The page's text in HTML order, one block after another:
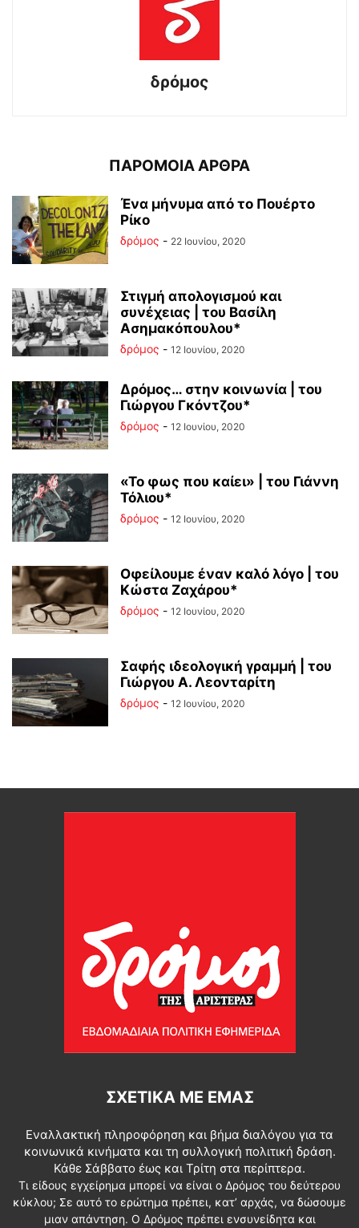
δρόμος
ΠΑΡΟΜΟΙΑ ΑΡΘΡΑ
Ένα μήνυμα από το Πουέρτο
Ρίκο
δρόμος - 22 Ιουνίου, 2020
Στιγμή απολογισμού και
συνέχειας | του Βασίλη
Ασημακόπουλου*
δρόμος - 12 Ιουνίου, 2020
Δρόμος… στην κοινωνία | του
Γιώργου Γκόντζου*
δρόμος - 12 Ιουνίου, 2020
«Το φως που καίει» | του Γιάννη
Τόλιου*
δρόμος - 12 Ιουνίου, 2020
Οφείλουμε έναν καλό λόγο | του
Κώστα Ζαχάρου*
δρόμος - 12 Ιουνίου, 2020
Σαφής ιδεολογική γραμμή | του
Γιώργου Α. Λεονταρίτη
δρόμος - 12 Ιουνίου, 2020
ΣΧΕΤΙΚΆ ΜΕ ΕΜΆΣ
Εναλλακτική πληροφόρηση και βήμα διαλόγου για τα
κοινωνικά κινήματα και τη συλλογική πολιτική δράση.
Κάθε Σάββατο έως και Τρίτη στα περίπτερα.
Τι είδους εγχείρημα μπορεί να είναι ο Δρόμος του δεύτερου
κύκλου; Σε αυτό το ερώτημα πρέπει, κατ’ αρχάς, να δώσουμε
μιαν απάντηση. Ο Δρόμος πρέπει ενσυνείδητα και